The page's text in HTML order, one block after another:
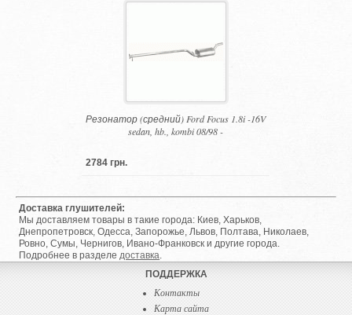
Резонатор (средний) Ford Focus 1.8i -16V
sedan, hb., kombi 08/98 -
2784 грн.
Доставка глушителей:
Мы доставляем товары в такие города: Киев, Харьков,
Днепропетровск, Одесса, Запорожье, Львов, Полтава, Николаев,
Ровно, Сумы, Чернигов, Ивано-Франковск и другие города.
Подробнее в разделедоставка.
ПОДДЕРЖКА
Контакты
Карта сайта